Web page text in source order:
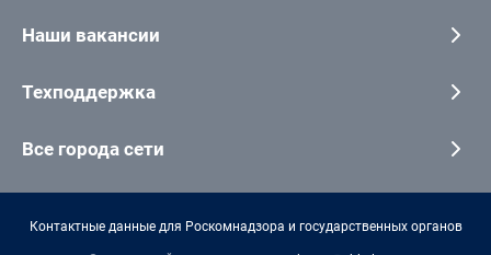
Наши вакансии
Техподдержка
Все города сети
Контактные данные для Роскомнадзора и государственных органов